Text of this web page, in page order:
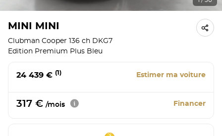
MINI MINI
Clubman Cooper 136 ch DKG7
Edition Premium Plus Bleu
24 439 € (1) Estimer ma voiture
317 € /mois Financer